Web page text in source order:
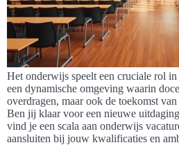
Het onderwijs speelt een cruciale rol
een dynamische omgeving waarin
overdragen, maar ook de toekomst
Ben jij klaar voor een nieuwe
vind je een scala aan onderwijs
aansluiten bij jouw kwalificaties en